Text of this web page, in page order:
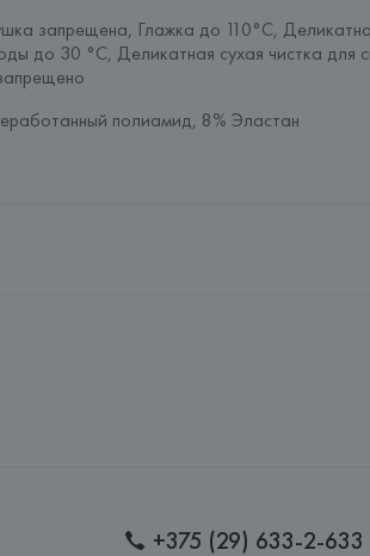
запрещена, Глажка до 110°C,
до 30 °C, Деликатная сухая чистка для
полиамид, 8% Эластан
+375 (29) 633-2-633